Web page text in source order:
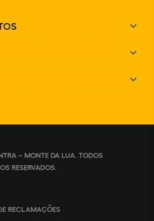
– MONTE DA LUA. TODOS
RESERVADOS.
RECLAMAÇÕES